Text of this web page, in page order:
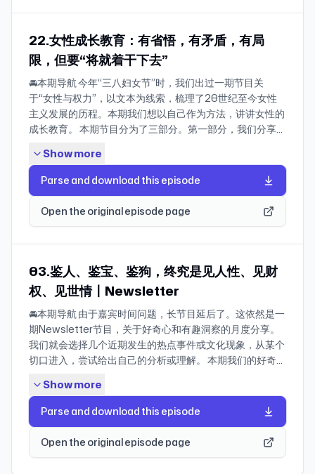
珂》《莎菲女士的日记》《太阳照在桑干河上》 《生死场》
《呼兰河传》 《女性文学与性别政治的变迁》 《事件》
《一个女孩的记忆》《写作是一把刀》 《每一句话语都坐着
别的眼睛》 《82年生的金智英》《素食者》 《我的痛苦有
名字吗》 媒体 《寻找谢烨》 B站戴锦华讲电影 影视 《伦敦
生活》 《人生若如初见》 《黄金时代》 《世界上最糟糕的
人》 《爱的暂停键》 《同乐者》 🍎本期补给 本期节目是与
专注于水染植鞣皮的国产皮具品牌「裘真」联合呈现的三八
妇女节企划「花，有一万种开法」系列节目之一。打磨一颗
心，就是生命的过程。裘真致敬每一种真诚的生命轨迹。 裘
真成立于2015年，以「自然、无为、执真、相伴」为核心
理念，采用无涂饰的「水染植鞣工艺」，保留皮料天然肌
理，皮具又因使用而留下时光痕迹——颜色变深、光泽变
区 主播：J、康 制作：Arry 头图：谷粒 音乐： Solo gigolo -
Arno 沿着季风的方向 - 周欣韧 卯时 早鸟 - 沼泽 本星 - 文雀
银河快车 (Galaxy Express) -大五度Major_Fifth
tonight,the star - Miss Woman two moons - toe Night
bus - Rainbow 99/HYEJiPARK Frozen - Running Blue 架
视波 - 甜梅号 来临 - 发光曲线 牧歌 - Haruka
Nakamura/LUCA 同じ考えの4人 - Ogre You Asshole
这个世界基本上是个无序状态的时候，那你还不如顺着自己
的方向、动能的方向去工作就可以了。很多事情我们在脑子
里面演练过无数遍，觉得真到那一刻会吓死，但是当你真的
站在它面前，其实也就那样。你也不知道从哪来的勇气、见
识来越过他。所以命运本来精心策划了一场大型绑架或者是
恐吓行动，但你到那儿发现它没有用。” ——袁长庚 📚小红
书官方杂志书「about关于」与小宇宙共同发起「给明天的
一句话」毕业季特别企划，希望通过自我养育、亲密关系、
技术焦虑、重建意义等议题的探讨，和大家一起思考「我们
如何面对不确定的明天？」欢迎在小红书和小宇宙搜索「给
明天的一句话」，进入活动页了解更多。 00:59 这一年，
已经没有人再问我关于年轻人的问题 05:57 大学“高中化”背
后的结构性问题 14:03 年轻人出口的窄化，塑造了新的紧张
整顿的旧职场与旧家庭，根源是无视情感的力量与价值
48:36 寂静的一代：当年轻人不愿再与人建立关系 56:15 年
轻人的“热闹”中对局外人的屏蔽 71:50 我们的私人生活或许
从来没有天然的正当性 77:30 我们这一年最讨厌听到的说法
89:58 “封神”的张雪峰：真问题的投射 103:00 在无法获得
真相的社交网络，发疯背后微小的意义 112:35 小镇做题家不
再是“中产”的储备，“学神”也没有自己的回头路 131:25
2023年轻人观察回顾 139:47 不要在历史的垃圾时间，让自
己的人生也进入垃圾时间 ⛽本期加油站 媒体文章 《“高中
化”的大学里，晚熟的大学生们》 《不谈恋爱不沟通不发
言，这届年轻人“寂静”的大学生活》 《集体写作 | 我们对大
学失望的瞬间》 《袁长庚：大学老师，仍然相信一门课的力
量》 书籍 《我的二本学生》黄灯 《县中的孩子》林小英
察：事实核查 第五章【流量失序】 01:24:55 体育饭圈与熊
猫饭圈及观察 01:33:10 真人秀的伦理和流量兑换 01:36:33
重新理解算法和做号 01:45:42 延伸讨论：onlyfans和迷因
币 第六章【性别议题的分裂】 01:56:17 杨笠代言京东事件
及观察：成为姐偶的风险 02:10:21 吴柳芳事件及观察：如何
讨论“擦边” 第七章【新地球村】 02:19:28 洋抖入侵、沪爷
炸街及观察：世界揭开一角 第二部分 美丽新世界 02:24:24
舆论对创作者的影响 02:40:40 性别教育是一种教育、媒介
素养 02:47:36 彩蛋 ⛽本期加油站 媒体 《“秦朗丢作业”事件
备受关注带来的舆情启示》 《一本小学生作业引发求真喧
哗》 《“胖猫”事件背后的舆论态势、潜在危害及应对建议》
《蓝底白字为何平息不了胖猫风波？》 《全网喊打，MCN
的日子》 《芒果TV靠麦琳挣了多少钱？》 《IP操盘手和他
们的流量工厂》 《“超市教父”胖东来，是怎么炼成的？》
《农夫山泉回应旗下产品包装争议，品牌形象得以扭转了
吗？》 《胖东来的“完美人设”》 《宝宝碗装娇妻饭》 《四
川侦破系列涉大熊猫网络寻衅滋事、网络暴力案》 《2024
年，我在B站当擦边主播》 《中国擦边简史》 《“抽象”崛
起，小红书年度关键词背后的社会心态与网络文化解析》
《2024年度情绪回顾，互助是最小的安全系统》 《“以后
是以后，现在是现在” | 2024年终回顾》 《一切皆为虚假，
一切都有可能 | 2024年人工智能盘点》 《政治撕裂的一
年，文化扑街的一年》 《在“垃圾的信息环境中，尽量不做
一个垃圾人” | 晚点回望2024》 《2024年，我靠近“流
量”》 《平台算法也需要体现社会责任》 鲁豫二度专访贾玲
偷一笑，将恶轻轻拿起又轻轻放下，我们该如何看待生命中
不可划过的严肃性？我们也再谈了备受一些家长追捧的张雪
峰，从封神到封号，他的流行背后在兜售着怎样的生活想
象？ 第二部分我们谈了谈2025年的新观察，比如避雷心态
与弥漫性的愤怒，纯粹的道德判断之下，是否还有共识的余
地？过去一年对历史文本的解读突然成为潮流，人们以剥离
历史的方式走进历史，寻求“我是谁”的体认，难以消解的压
聊2025年关于青年问题的非虚构作品《富足一代》与《要
有光》，它们都在关注，父辈们单一的成功学标准无法再满
足青年一代的意义质询；也都在追问，除了相差甚远的成长
环境，还有什么造成了两代人的冲突？ 最后我们浅聊了过去
一年我们作为表达者的感受，并以朋友的身份鼓励和确认了
同时也留下了亟待解决的“债务”。如今，在面对“债务”的进
程中，我们可以做的是，让一些议题停留在我们的视线之
中，同时不要停止想象生活的可能性。 “我见过那些真正恶
的人，他们的恶不是因为他凶或者是贪，而是因为这些人可
以轻易地放过自己，他先于时代原谅他自己，他先于世界原
谅他自己，而且他总能找到自己行事的正当性和立足点。” ​​​
——袁长庚 “妈妈，你得继续学习。你得知道人类创伤的复杂
在和时间相关，不是简单的海淀区青少年的创伤，并不是可
疗愈的东西。” ——《要有光》 01:04 开篇：一期一会，过去
一年我们的变化 第一部分 青年问题的延续观察 05:56 代际
之间的裂痕在持续扩大，彼此对自我与世界的关系的想象截
然不同 13:45 青年的提问不再指向具体的问题，而集中在价
22.女性成长教育：有省悟，有矛盾，有局
限，但要“将就着干下去”
🚘本期导航 今年“三八妇女节”时，我们出过一期节目关
于“女性与权力”，以文本为线索，梳理了20世纪至今女性
主义发展的历程。本期我们想以自己作为方法，讲讲女性的
成长教育。 本期节目分为了三部分。第一部分，我们分享了
青年少时期，大众文艺作品所产生的影响。第二部分，我们
聊了聊成长教育的矛盾和复杂之处，为什么完成了一定的教
育之后，有了更多的困惑？这时我们如何处理与她人、与想
象中的共同体的关系？我们如何艰难地找到自己的语言、建
立自己的叙事？ 第三部分，是女性的成长教育所无法解决的
讨论这个问题。 本期我们也邀请到了同济大学人文学院中文
系教授张屏瑾老师一同分享。张老师是一位文学和电影评论
者，出版过《我们的木兰》和《女性影像手册》，同时在大
学里开设了“女性文学与电影”的课程。我们三人出生在不同
世代，正好互相补充，形成一条更大范围的女性成长的线
索。 张屏瑾老师也分享了很多她在教育一线的观察——女性
文学课堂具有巨大的召唤力，充满了人和人之间真实的生命
点是走出自我，通向对她人生命和社会结构复杂性的理解。
更重要的是，前路漫漫，困难多多，但我们要将就着干，并
一直干下去。 话题一 成长教育的过程（个人） 02:03 小时
候的张老师：林黛玉是天才的诗人，为什么老要为不如她的
人哭泣呢？ 07:38 小时候的J：喜欢一个人仗剑走江湖的故
Show more
Parse and download this episode
Open the original episode page
03.鉴人、鉴宝、鉴狗，终究是见人性、见财
权、见世情〡Newsletter
🚘本期导航 由于嘉宾时间问题，长节目延后了。这依然是一
期Newsletter节目，关于好奇心和有趣洞察的月度分享。
我们就会选择几个近期发生的热点事件或文化现象，从某个
切口进入，尝试给出自己的分析或理解。 本期我们的好奇心
卖部，以及听泉鉴宝（现改名听泉赏宝）。它们像早期天涯
论坛的视频版本，让公共空间里的不可见变得可见，比如底
层的痛苦挣扎，中产的背德奇情，以及权贵阶层的金钱游
戏。他们覆盖了不同的人群，也使用了不同的媒介交流方
式。去年谈及余华和伍佰的重新流行，袁长庚说，年轻人在
Show more
Parse and download this episode
Open the original episode page